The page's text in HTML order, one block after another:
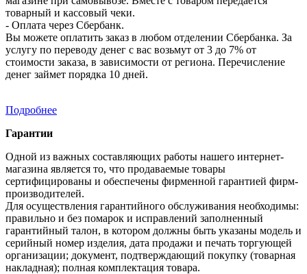
товарный и кассовый чеки.
- Оплата через Сбербанк.
Вы можете оплатить заказ в любом отделении Сбербанка. За
услугу по переводу денег с вас возьмут от 3 до 7% от
стоимости заказа, в зависимости от региона. Перечисление
денег займет порядка 10 дней.
Подробнее
Гарантии
Одной из важных составляющих работы нашего интернет-
магазина является то, что продаваемые товары
сертифицированы и обеспечены фирменной гарантией фирм-
производителей.
Для осуществления гарантийного обслуживания необходимы:
правильно и без помарок и исправлений заполненный
гарантийный талон, в котором должны быть указаны модель и
серийный номер изделия, дата продажи и печать торгующей
организации; документ, подтверждающий покупку (товарная
накладная); полная комплектация товара.